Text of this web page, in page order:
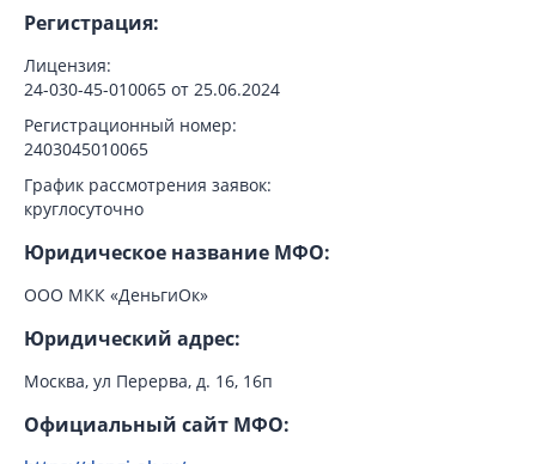
Регистрация:
Лицензия:
24-030-45-010065 от 25.06.2024
Регистрационный номер:
2403045010065
График рассмотрения заявок:
круглосуточно
Юридическое название МФО:
ООО МКК «ДеньгиОк»
Юридический адрес:
Москва, ул Перерва, д. 16, 16п
Официальный сайт МФО: